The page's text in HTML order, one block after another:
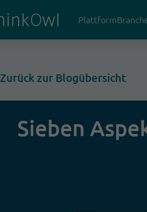
Plattform
Zurück zur Blogübersicht
Sieben